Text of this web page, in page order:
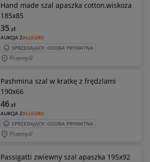
Hand made szal apaszka cotton,wiskoza
185x85
AUKCJA ZALLEGRO
35zł
SPRZEDAJĄCY: OSOBA PRYWATNA
Przemyśl
Pashmina szal w kratkę z frędzlami
190x66
AUKCJA ZALLEGRO
46zł
SPRZEDAJĄCY: OSOBA PRYWATNA
Przemyśl
Passigatti zwiewny szal apaszka 195x92